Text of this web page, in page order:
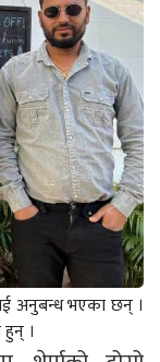
अनुबन्ध भएका छन् ।
।